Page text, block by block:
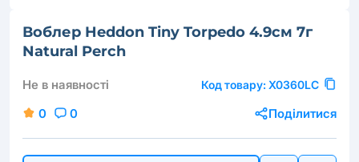
Воблер Heddon Tiny Torpedo 4.9см 7г
Natural Perch
Не в наявності Код товару: X0360LC
0 0 Поділитися